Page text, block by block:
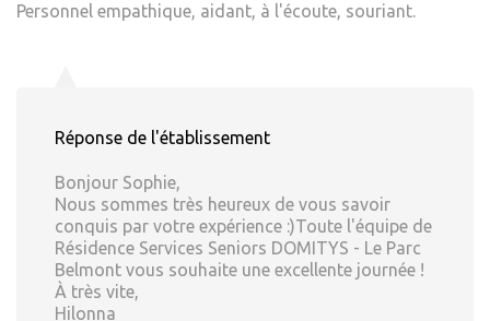
Personnel empathique, aidant, à l'écoute, souriant.
Réponse de l'établissement
Bonjour Sophie,
Nous sommes très heureux de vous savoir
conquis par votre expérience :)Toute l'équipe de
Résidence Services Seniors DOMITYS - Le Parc
Belmont vous souhaite une excellente journée !
À très vite,
Hilonna